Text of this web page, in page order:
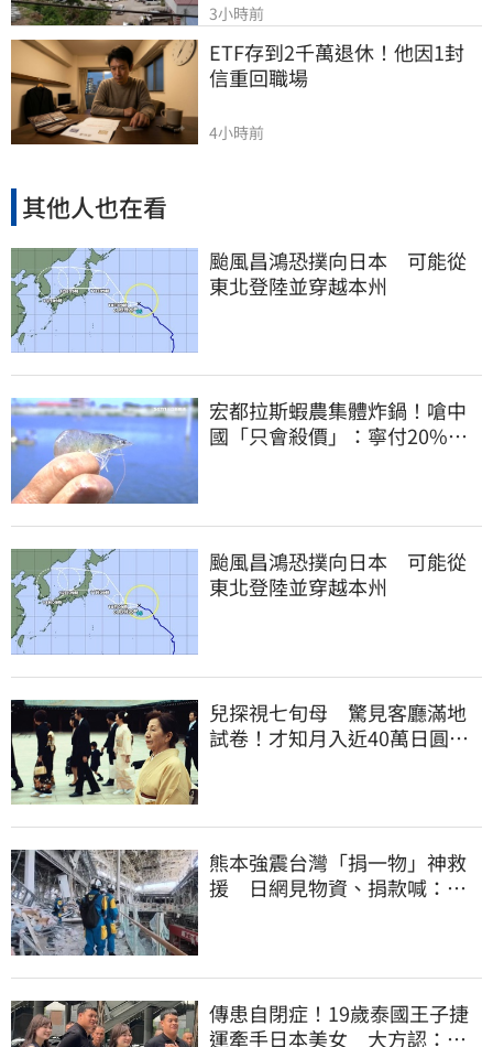
3小時前
ETF存到2千萬退休！他因1封
信重回職場
4小時前
其他人也在看
颱風昌鴻恐撲向日本 可能從
東北登陸並穿越本州
宏都拉斯蝦農集體炸鍋！嗆中
國「只會殺價」：寧付20%關
颱風昌鴻恐撲向日本 可能從
東北登陸並穿越本州
兒探視七旬母 驚見客廳滿地
試卷！才知月入近40萬日圓
熊本強震台灣「捐一物」神救
援 日網見物資、捐款喊：給
傳患自閉症！19歲泰國王子捷
運牽手日本美女 大方認：